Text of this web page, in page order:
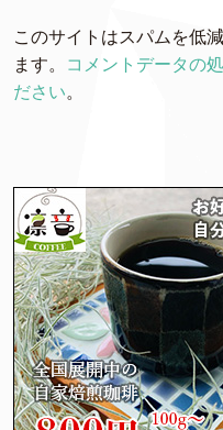
このサイトはスパムを低
ます。
コメントデータの
ださい。